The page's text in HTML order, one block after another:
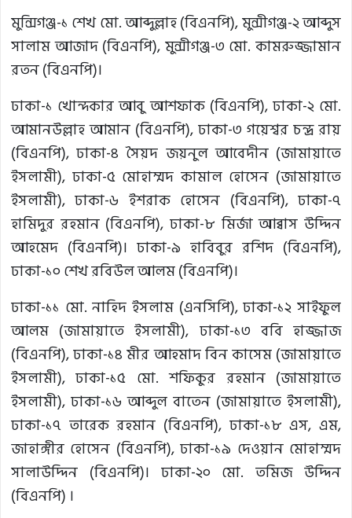
মুন্সিগঞ্জ-১ শেখ মো. আব্দুল্লাহ (বিএনপি), মুন্সীগঞ্জ-২ আব্দুস
সালাম আজাদ (বিএনপি), মুন্সীগঞ্জ-৩ মো. কামরুজ্জামান
রতন (বিএনপি)।
ঢাকা-১ খোন্দকার আবু আশফাক (বিএনপি), ঢাকা-২ মো.
আমানউল্লাহ আমান (বিএনপি), ঢাকা-৩ গয়েশ্বর চন্দ্র রায়
(বিএনপি), ঢাকা-৪ সৈয়দ জয়নুল আবেদীন (জামায়াতে
ইসলামী), ঢাকা-৫ মোহাম্মদ কামাল হোসেন (জামায়াতে
ইসলামী), ঢাকা-৬ ইশরাক হোসেন (বিএনপি), ঢাকা-৭
হামিদুর রহমান (বিএনপি), ঢাকা-৮ মির্জা আব্বাস উদ্দিন
আহমেদ (বিএনপি)। ঢাকা-৯ হাবিবুর রশিদ (বিএনপি),
ঢাকা-১০ শেখ রবিউল আলম (বিএনপি)।
ঢাকা-১১ মো. নাহিদ ইসলাম (এনসিপি), ঢাকা-১২ সাইফুল
আলম (জামায়াতে ইসলামী), ঢাকা-১৩ ববি হাজ্জাজ
(বিএনপি), ঢাকা-১৪ মীর আহমাদ বিন কাসেম (জামায়াতে
ইসলামী), ঢাকা-১৫ মো. শফিকুর রহমান (জামায়াতে
ইসলামী), ঢাকা-১৬ আব্দুল বাতেন (জামায়াতে ইসলামী),
ঢাকা-১৭ তারেক রহমান (বিএনপি), ঢাকা-১৮ এস, এম,
জাহাঙ্গীর হোসেন (বিএনপি), ঢাকা-১৯ দেওয়ান মোহাম্মদ
সালাউদ্দিন (বিএনপি)। ঢাকা-২০ মো. তমিজ উদ্দিন
(বিএনপি) ।